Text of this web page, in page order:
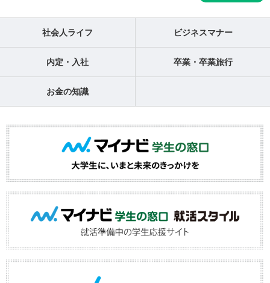
社会人ライフ ビジネスマナー
内定・入社 卒業・卒業旅行
お金の知識